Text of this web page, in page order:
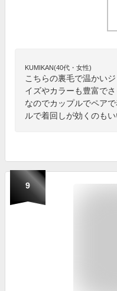
KUMIKAN(40代・女性)
こちらの裏毛で温かい
イズやカラーも豊富で
なのでカップルでペア
ルで着回しが効くのもい
9